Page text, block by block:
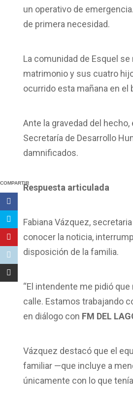
COMPARTIR
un operativo de
de primera necesidad.
La comunidad de Esquel
matrimonio y sus cuatro
ocurrido esta mañana en el
Ante la gravedad del
Secretaría de Desarrollo
damnificados.
Respuesta articulada
Fabiana Vázquez,
conocer la noticia,
disposición de la familia.
“El intendente me pidió
calle. Estamos trabajando
en diálogo con FM DEL
Vázquez destacó que el
familiar —que incluye a
únicamente con lo que